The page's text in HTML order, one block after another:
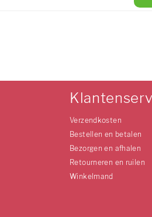
Verzendkosten
Bestellen en betalen
Bezorgen en afhalen
Retourneren en ruilen
Winkelmand